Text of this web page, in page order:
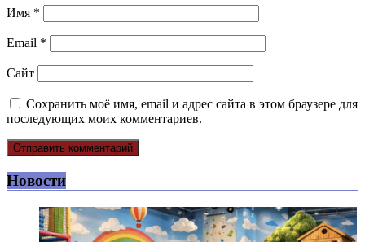
Имя *
Email *
Сайт
Сохранить моё имя, email и адрес сайта в этом браузере для
последующих моих комментариев.
Новости